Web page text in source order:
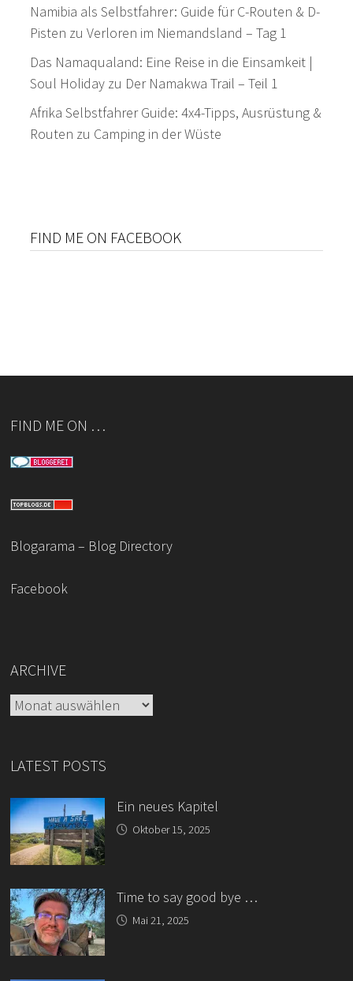
Namibia als Selbstfahrer: Guide für C-Routen & D-
Pisten zuVerloren im Niemandsland – Tag 1
Das Namaqualand: Eine Reise in die Einsamkeit |
Soul Holiday zu Der Namakwa Trail – Teil 1
Afrika Selbstfahrer Guide: 4x4-Tipps, Ausrüstung &
Routen zu Camping in der Wüste
FIND ME ON FACEBOOK
FIND ME ON …
Blogarama – Blog Directory
Facebook
ARCHIVE
Archive
LATEST POSTS
Ein neues Kapitel
Oktober 15, 2025
Time to say good bye …
Mai 21, 2025